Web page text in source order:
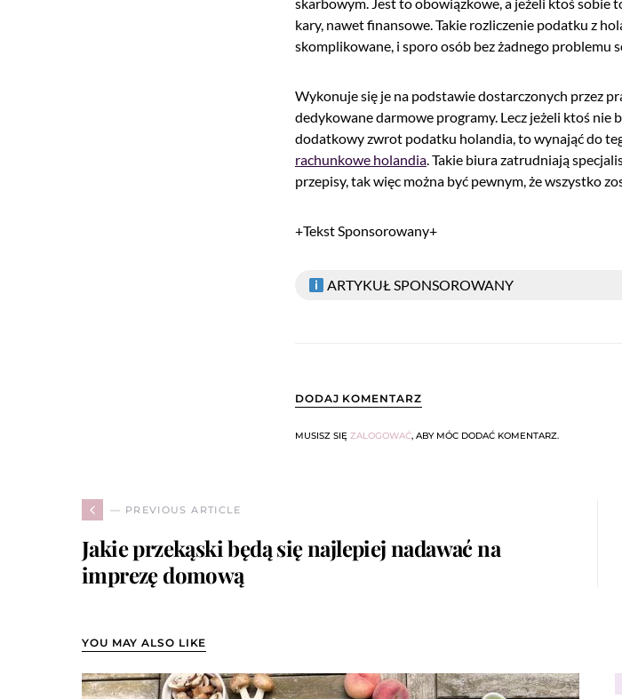
kary, nawet finansowe. Takie rozliczenie podatku z
skomplikowane, i sporo osób bez żadnego problemu
Wykonuje się je na podstawie dostarczonych przez
dedykowane darmowe programy. Lecz jeżeli ktoś nie
dodatkowy zwrot podatku holandia, to wynająć do
rachunkowe holandia. Takie biura zatrudniają
przepisy, tak więc można być pewnym, że wszystko
+Tekst Sponsorowany+
ARTYKUŁ SPONSOROWANY
DODAJ KOMENTARZ
MUSISZ SIĘ ZALOGOWAĆ, ABY MÓC DODAĆ KOMENTARZ.
— PREVIOUS ARTICLE
Jakie przekąski będą się najlepiej nadawać na
imprezę domową
YOU MAY ALSO LIKE